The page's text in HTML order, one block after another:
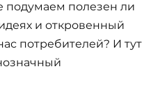
подумаем полезен ли
и откровенный
потребителей? И тут